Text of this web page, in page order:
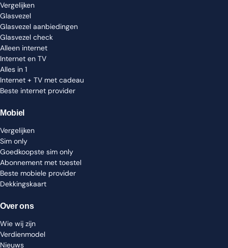
Vergelijken
Glasvezel
Glasvezel aanbiedingen
Glasvezel check
Alleen internet
Internet en TV
Alles in 1
Internet + TV met cadeau
Beste internet provider
Mobiel
Vergelijken
Sim only
Goedkoopste sim only
Abonnement met toestel
Beste mobiele provider
Dekkingskaart
Over ons
Wie wij zijn
Verdienmodel
Nieuws